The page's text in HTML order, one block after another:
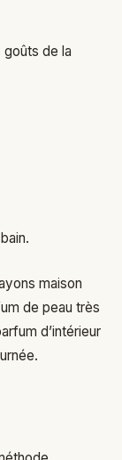
de la
maison
de peau très
d’intérieur